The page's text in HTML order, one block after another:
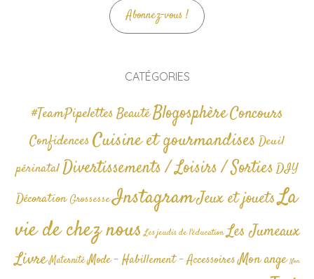
Abonnez-vous !
CATÉGORIES
#TeamPipelettesBeautéBlogosphèreConcours
Confidences Cuisine et gourmandises Deuil
périnatalDivertissements / Loisirs / SortiesDIY
Décoration GrossesseInstagramJeux et jouetsLa
vie de chez nous Les jeudis de l'éducation Les Jumeaux
Livre Maternité Mode - Habillement - AccessoiresMon ange Non